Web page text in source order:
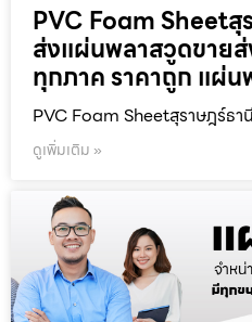
PVC Foam Sheetสุ
ส่งแผ่นพลาสวูดขาย
ทุกภาค ราคาถูก แผ่
PVC Foam Sheetสุราษฎร์ธา
ดูเพิ่มเติม »